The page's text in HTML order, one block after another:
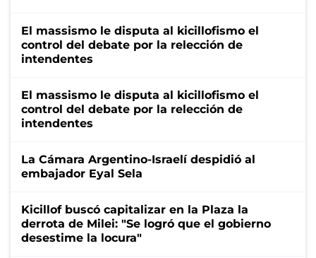
El massismo le disputa al kicillofismo el
control del debate por la relección de
intendentes
El massismo le disputa al kicillofismo el
control del debate por la relección de
intendentes
La Cámara Argentino-Israelí despidió al
embajador Eyal Sela
Kicillof buscó capitalizar en la Plaza la
derrota de Milei: "Se logró que el gobierno
desestime la locura"